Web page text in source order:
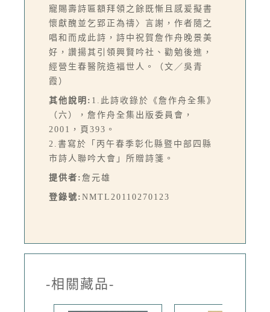
寵賜壽詩匾額拜領之餘既慚且感爰擬書
懷獻醜並乞郢正為禱〉言謝，作者隨之
唱和而成此詩，詩中祝賀詹作舟晚景美
好，讚揚其引領興賢吟社、勸勉後進，
經營生春醫院造福世人。（文／吳青
霞）
其他說明: 1.此詩收錄於《詹作舟全集》
（六），詹作舟全集出版委員會，
2001，頁393。
2.書寫於「丙午春季彰化縣暨中部四縣
市詩人聯吟大會」所贈詩箋。
提供者: 詹元雄
登錄號: NMTL20110270123
-相關藏品-